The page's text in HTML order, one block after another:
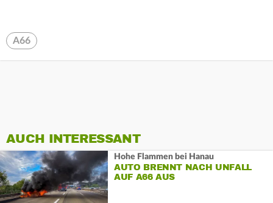
A66
AUCH INTERESSANT
Hohe Flammen bei Hanau
AUTO BRENNT NACH UNFALL
AUF A66 AUS